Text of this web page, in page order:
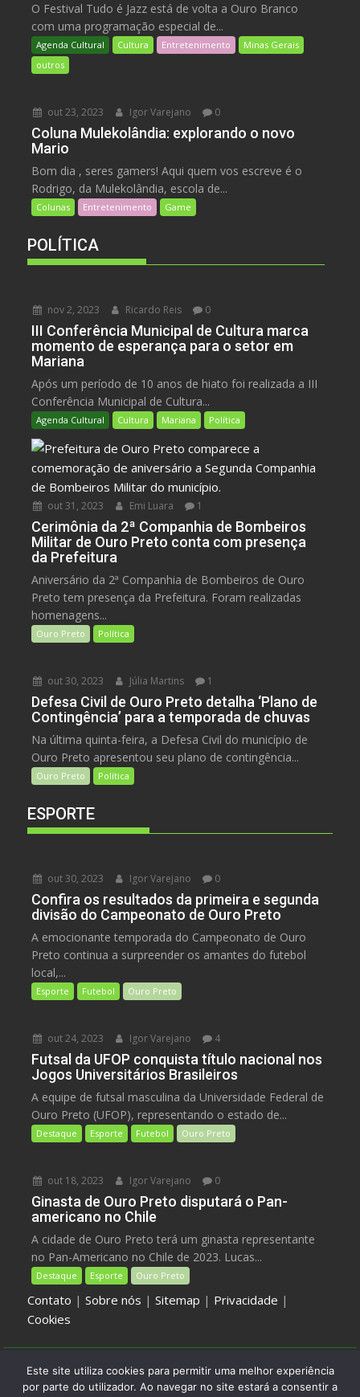
O Festival Tudo é Jazz está de volta a Ouro Branco
com uma programação especial de...
Agenda Cultural Cultura Entretenimento
Minas Gerais
outros
out 23, 2023 Igor Varejano 0
Coluna Mulekolândia: explorando o novo
Mario
Bom dia , seres gamers! Aqui quem vos escreve é o
Rodrigo, da Mulekolândia, escola de...
Colunas Entretenimento Game
POLÍTICA
nov 2, 2023 Ricardo Reis 0
III Conferência Municipal de Cultura marca
momento de esperança para o setor em
Mariana
Após um período de 10 anos de hiato foi realizada a III
Conferência Municipal de Cultura...
Agenda Cultural Cultura Mariana Política
out 31, 2023 Emi Luara 1
Cerimônia da 2ª Companhia de Bombeiros
Militar de Ouro Preto conta com presença
da Prefeitura
Aniversário da 2ª Companhia de Bombeiros de Ouro
Preto tem presença da Prefeitura. Foram realizadas
homenagens...
Ouro Preto Política
out 30, 2023 Júlia Martins 1
Defesa Civil de Ouro Preto detalha ‘Plano de
Contingência’ para a temporada de chuvas
Na última quinta-feira, a Defesa Civil do município de
Ouro Preto apresentou seu plano de contingência...
Ouro Preto Política
ESPORTE
out 30, 2023 Igor Varejano 0
Confira os resultados da primeira e segunda
divisão do Campeonato de Ouro Preto
A emocionante temporada do Campeonato de Ouro
Preto continua a surpreender os amantes do futebol
local,...
Esporte Futebol Ouro Preto
out 24, 2023 Igor Varejano 4
Futsal da UFOP conquista título nacional nos
Jogos Universitários Brasileiros
A equipe de futsal masculina da Universidade Federal de
Ouro Preto (UFOP), representando o estado de...
Destaque Esporte Futebol Ouro Preto
out 18, 2023 Igor Varejano 0
Ginasta de Ouro Preto disputará o Pan-
americano no Chile
A cidade de Ouro Preto terá um ginasta representante
no Pan-Americano no Chile de 2023. Lucas...
Destaque Esporte Ouro Preto
Contato |Sobre nós |Sitemap | Privacidade |
Cookies
Jornal Galilé - Ouro Preto - Minas Gerais - Brasil
Este site utiliza cookies para permitir uma melhor experiência
por parte do utilizador. Ao navegar no site estará a consentir a